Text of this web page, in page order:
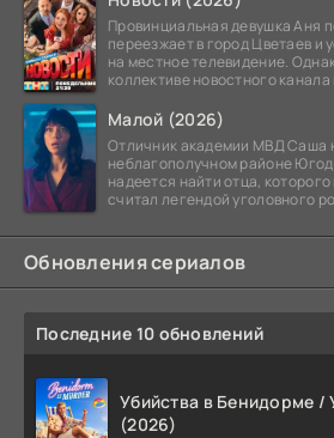
Провинциальная девушка Аня
переезжает в город Цветаев и
на местное телевидение.
коллективе новостного
Малой (2026)
Отличник академии МВД Саша
неблагополучном районе
надеется найти отца,
считал легендой уголовного
Обновления сериалов
Последние 10 обновлений
Убийства в Бенидорме
(2026)